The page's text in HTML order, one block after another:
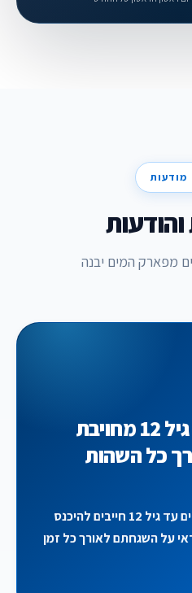
מודעות
מפארק המים יבנה
כניסת ילדים עד גיל 12 מחויבת
כל השהות
מטעמי בטיחות כניסת ילדים עד גיל 12 חייבים להיכנס
על השגחתם לאורך כל זמן